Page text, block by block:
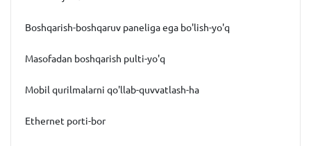
Boshqarish-boshqaruv paneliga ega bo'lish-yo'q
Masofadan boshqarish pulti-yo'q
Mobil qurilmalarni qo'llab-quvvatlash-ha
Ethernet porti-bor